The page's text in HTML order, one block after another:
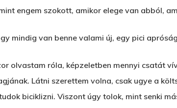
engem szokott, amikor elege van abból,
mindig van benne valami új, egy pici
olvastam róla, képzeletben mennyi csatát
Látni szerettem volna, csak ugye a
biciklizni. Viszont úgy tolok, mint senki